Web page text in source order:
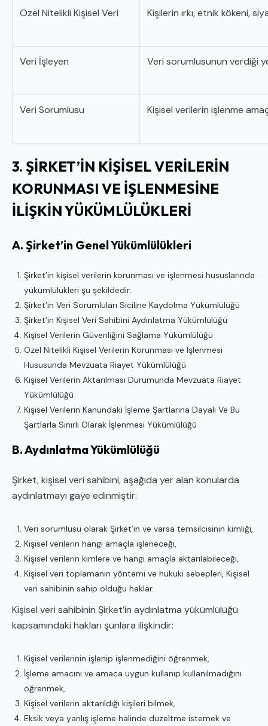
Özel Nitelikli Kişisel Veri Kişilerin ırkı, etnik kökeni,
Veri İşleyen Veri sorumlusunun verdiği
Veri Sorumlusu Kişisel verilerin işlenme
3. ŞİRKET’İN KİŞİSEL VERİLERİN
KORUNMASI VE İŞLENMESİNE
İLİŞKİN YÜKÜMLÜLÜKLERİ
A. Şirket’in Genel Yükümlülükleri
Şirket’in kişisel verilerin korunması ve işlenmesi hususlarında
yükümlülükleri şu şekildedir:
Şirket’in Veri Sorumluları Siciline Kaydolma Yükümlülüğü
Şirket’in Kişisel Veri Sahibini Aydınlatma Yükümlülüğü
Kişisel Verilerin Güvenliğini Sağlama Yükümlülüğü
Özel Nitelikli Kişisel Verilerin Korunması ve İşlenmesi
Hususunda Mevzuata Riayet Yükümlülüğü
Kişisel Verilerin Aktarılması Durumunda Mevzuata Riayet
Yükümlülüğü
Kişisel Verilerin Kanundaki İşleme Şartlarına Dayalı Ve Bu
Şartlarla Sınırlı Olarak İşlenmesi Yükümlülüğü
B. Aydınlatma Yükümlülüğü
Şirket, kişisel veri sahibini, aşağıda yer alan konularda
aydınlatmayı gaye edinmiştir:
Veri sorumlusu olarak Şirket’in ve varsa temsilcisinin kimliği,
Kişisel verilerin hangi amaçla işleneceği,
Kişisel verilerin kimlere ve hangi amaçla aktarılabileceği,
Kişisel veri toplamanın yöntemi ve hukuki sebepleri, Kişisel
veri sahibinin sahip olduğu haklar.
Kişisel veri sahibinin Şirket’in aydınlatma yükümlülüğü
kapsamındaki hakları şunlara ilişkindir:
Kişisel verilerinin işlenip işlenmediğini öğrenmek,
İşleme amacını ve amaca uygun kullanıp kullanılmadığını
öğrenmek,
Kişisel verilerin aktarıldığı kişileri bilmek,
Eksik veya yanlış işleme halinde düzeltme istemek ve